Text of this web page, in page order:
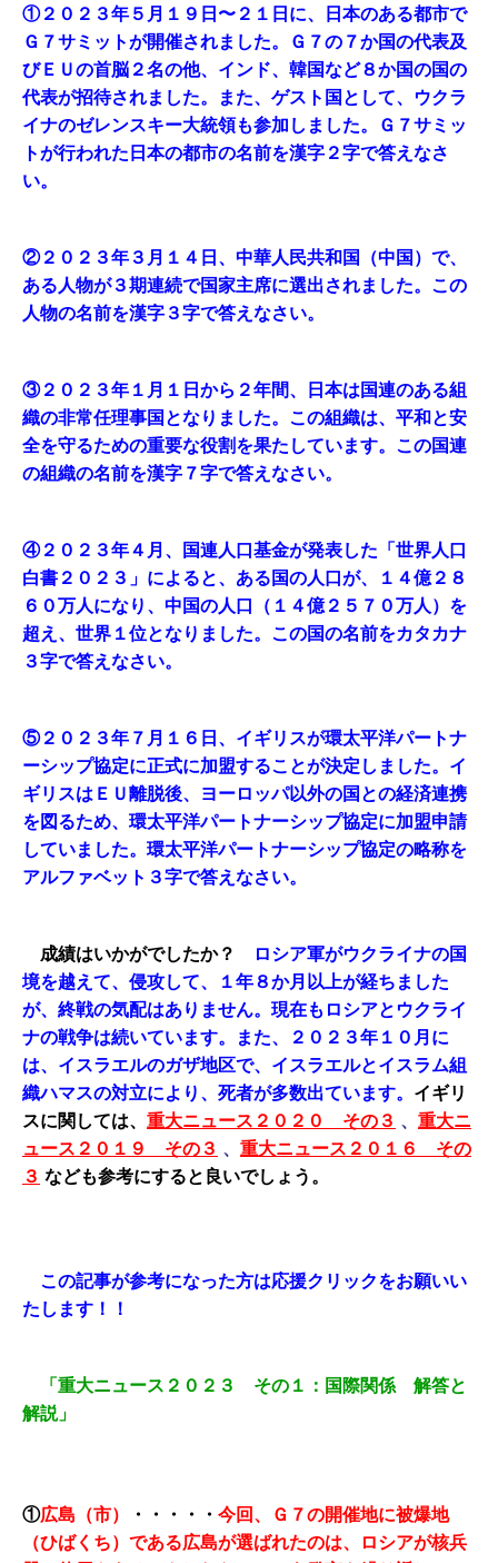
①２０２３年５月１９日〜２１日に、日本のある都市で
Ｇ７サミットが開催されました。Ｇ７の７か国の代表及
びＥＵの首脳２名の他、インド、韓国など８か国の国の
代表が招待されました。また、ゲスト国として、ウクラ
イナのゼレンスキー大統領も参加しました。Ｇ７サミッ
トが行われた日本の都市の名前を漢字２字で答えなさ
い。
②２０２３年３月１４日、中華人民共和国（中国）で、
ある人物が３期連続で国家主席に選出されました。この
人物の名前を漢字３字で答えなさい。
③２０２３年１月１日から２年間、日本は国連のある組
織の非常任理事国となりました。この組織は、平和と安
全を守るための重要な役割を果たしています。この国連
の組織の名前を漢字７字で答えなさい。
④２０２３年４月、国連人口基金が発表した「世界人口
白書２０２３」によると、ある国の人口が、１４億２８
６０万人になり、中国の人口（１４億２５７０万人）を
超え、世界１位となりました。この国の名前をカタカナ
３字で答えなさい。
⑤２０２３年７月１６日、イギリスが環太平洋パートナ
ーシップ協定に正式に加盟することが決定しました。イ
ギリスはＥＵ離脱後、ヨーロッパ以外の国との経済連携
を図るため、環太平洋パートナーシップ協定に加盟申請
していました。環太平洋パートナーシップ協定の略称を
アルファベット３字で答えなさい。
成績はいかがでしたか？
ロシア軍がウクライナの国
境を越えて、侵攻して、１年８か月以上が経ちました
が、終戦の気配はありません。現在もロシアとウクライ
ナの戦争は続いています。また、２０２３年１０月に
は、イスラエルのガザ地区で、イスラエルとイスラム組
織ハマスの対立により、死者が多数出ています。 イギリ
スに関しては、 重大ニュース２０２０ その３ 、 重大ニ
ュース２０１９ その３ 、 重大ニュース２０１６ その
３ なども参考にすると良いでしょう。
この記事が参考になった方は応援クリックをお願いい
たします！！
「重大ニュース２０２３ その１：国際関係 解答と
解説」
①広島（市） ・・・・・ 今回、Ｇ７の開催地に被爆地
（ひばくち）である広島が選ばれたのは、ロシアが核兵